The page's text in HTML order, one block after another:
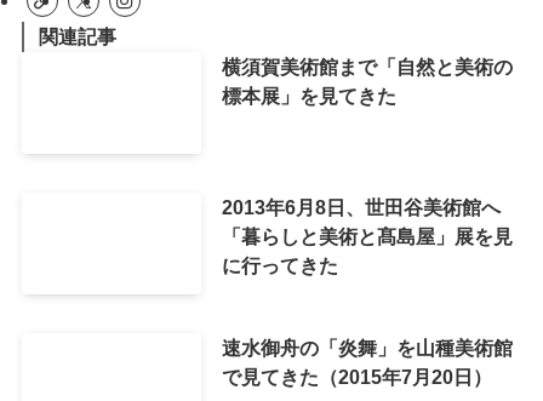
関連記事
横須賀美術館まで「自然と美術の
標本展」を見てきた
2013年6月8日、世田谷美術館へ
「暮らしと美術と髙島屋」展を見
に行ってきた
速水御舟の「炎舞」を山種美術館
で見てきた（2015年7月20日）